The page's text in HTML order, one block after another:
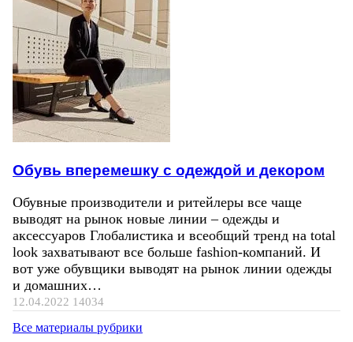
Обувь вперемешку с одеждой и декором
Обувные производители и ритейлеры все чаще
выводят на рынок новые линии – одежды и
аксессуаров Глобалистика и всеобщий тренд на total
look захватывают все больше fashion-компаний. И
вот уже обувщики выводят на рынок линии одежды
и домашних…
12.04.2022 14034
Все материалы рубрики